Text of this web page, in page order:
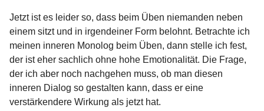
Jetzt ist es leider so, dass beim Üben niemanden neben
einem sitzt und in irgendeiner Form belohnt. Betrachte ich
meinen inneren Monolog beim Üben, dann stelle ich fest,
der ist eher sachlich ohne hohe Emotionalität. Die Frage,
der ich aber noch nachgehen muss, ob man diesen
inneren Dialog so gestalten kann, dass er eine
verstärkendere Wirkung als jetzt hat.